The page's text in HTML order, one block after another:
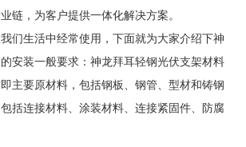
链，为客户提供一体化解决方案。
们生活中经常使用，下面就为大家介绍下神
安装一般要求：神龙拜耳轻钢光伏支架材料
主要原材料，包括钢板、钢管、型材和铸钢
括连接材料、涂装材料、连接紧固件、防腐